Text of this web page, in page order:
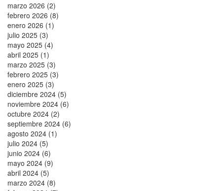
marzo 2026 (2)
febrero 2026 (8)
enero 2026 (1)
julio 2025 (3)
mayo 2025 (4)
abril 2025 (1)
marzo 2025 (3)
febrero 2025 (3)
enero 2025 (3)
diciembre 2024 (5)
noviembre 2024 (6)
octubre 2024 (2)
septiembre 2024 (6)
agosto 2024 (1)
julio 2024 (5)
junio 2024 (6)
mayo 2024 (9)
abril 2024 (5)
marzo 2024 (8)